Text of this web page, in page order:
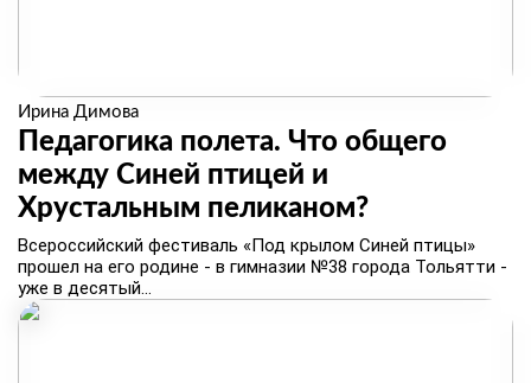
Ирина Димова
Педагогика полета. Что общего
между Синей птицей и
Хрустальным пеликаном?
Всероссийский фестиваль «Под крылом Синей птицы»
прошел на его родине - в гимназии №38 города Тольятти -
уже в десятый...